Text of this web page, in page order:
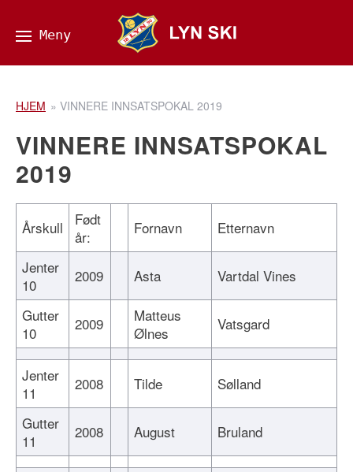
HJEM » VINNERE INNSATSPOKAL 2019
VINNERE INNSATSPOKAL
2019
Årskull
Født
år:
Fornavn
Etternavn
Jenter
10
2009 Asta
Vartdal Vines
Gutter
10
2009
Matteus
Ølnes
Vatsgard
Jenter
11
2008 Tilde
Sølland
Gutter
11
2008 August Bruland